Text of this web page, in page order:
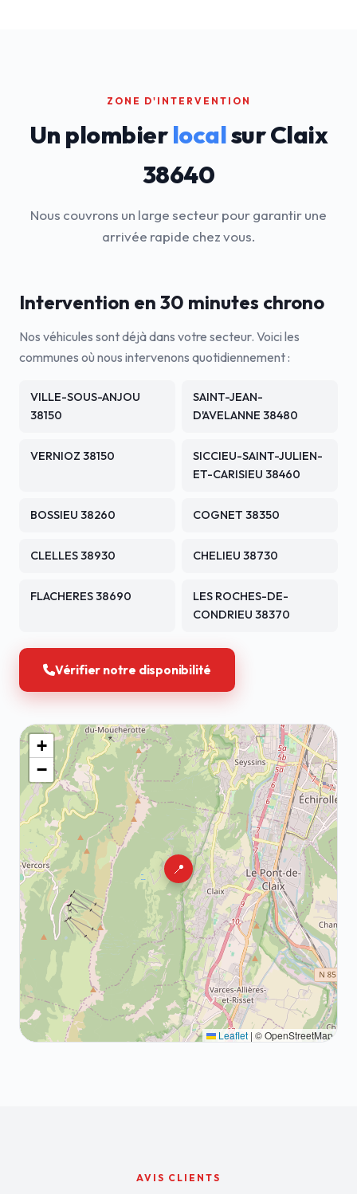
ZONE D'INTERVENTION
Un plombierlocalsur Claix
38640
Nous couvrons un large secteur pour garantir une
arrivée rapide chez vous.
Intervention en 30 minutes chrono
Nos véhicules sont déjà dans votre secteur. Voici les
communes où nous intervenons quotidiennement :
VILLE-SOUS-ANJOU
38150
SAINT-JEAN-
D'AVELANNE 38480
VERNIOZ 38150
SICCIEU-SAINT-JULIEN-
ET-CARISIEU 38460
BOSSIEU 38260 COGNET 38350
CLELLES 38930 CHELIEU 38730
FLACHERES 38690
LES ROCHES-DE-
CONDRIEU 38370
Vérifier notre disponibilité
📍
+
−
Leaflet | © OpenStreetMap
AVIS CLIENTS